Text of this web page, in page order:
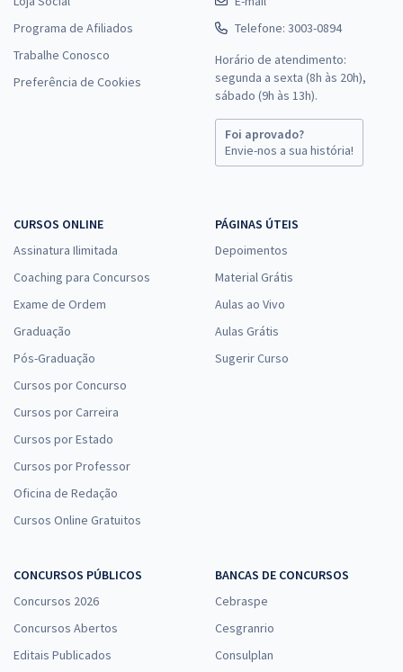
Programa de Afiliados
Trabalhe Conosco
Preferência de Cookies
Telefone: 3003-0894
Horário de atendimento:
segunda a sexta (8h às 20h),
sábado (9h às 13h).
Foi aprovado?
Envie-nos a sua história!
CURSOS ONLINE
Assinatura Ilimitada
Coaching para Concursos
Exame de Ordem
Graduação
Pós-Graduação
Cursos por Concurso
Cursos por Carreira
Cursos por Estado
Cursos por Professor
Oficina de Redação
Cursos Online Gratuitos
PÁGINAS ÚTEIS
Depoimentos
Material Grátis
Aulas ao Vivo
Aulas Grátis
Sugerir Curso
CONCURSOS PÚBLICOS
Concursos 2026
Concursos Abertos
Editais Publicados
BANCAS DE CONCURSOS
Cebraspe
Cesgranrio
Consulplan